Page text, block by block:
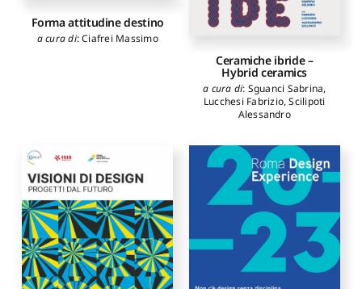
Forma attitudine destino
a cura di:Ciafrei Massimo
Ceramiche ibride –
Hybrid ceramics
a cura di: Sguanci Sabrina,
Lucchesi Fabrizio,Scilipoti
Alessandro